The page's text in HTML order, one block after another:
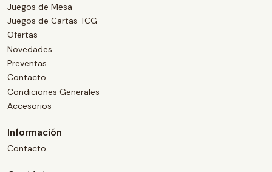
Juegos de Mesa
Juegos de Cartas TCG
Ofertas
Novedades
Preventas
Contacto
Condiciones Generales
Accesorios
Información
Contacto